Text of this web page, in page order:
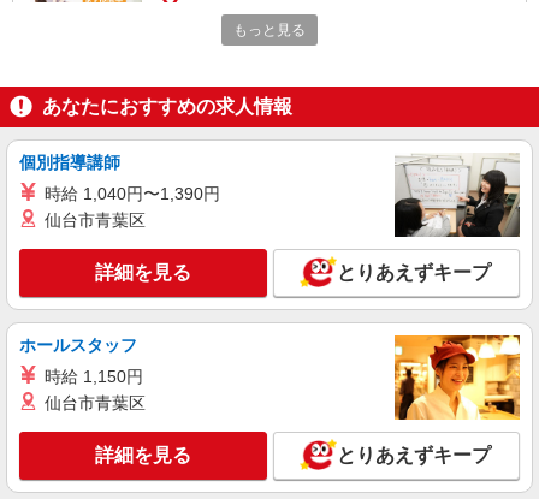
時給1500円〜2125円 ＜日払い有/週払い有/交
通費全支給(ガソリン代含む)＞
キープ
派遣社員
株式会社kotrio /●TK-H-1880194
残業キャンセル界隈♪ゆったりとした生活介助
や見守り！高崎駅
時給1500円〜2125円 ＜日払い有/週払い有/交
通費全支給(ガソリン代含む)＞
高崎市 交通費全額支給
キープ 詳細を見る
派遣社員
株式会社kotrio /●TK-H-1954523
高崎問屋町駅｜リハビリ補助などのデイサービ
もっと見る
あなたにおすすめの求人情報
個別指導講師
時給 1,040円〜1,390円
仙台市青葉区
詳細を見る とりあえずキープ
ホールスタッフ
時給 1,150円
仙台市青葉区
詳細を見る とりあえずキープ